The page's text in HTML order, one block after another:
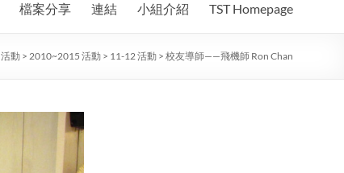
檔案分享 連結 小組介紹 TST Homepage
活動 > 2010~2015 活動 > 11-12 活動 > 校友導師——飛機師 Ron Chan